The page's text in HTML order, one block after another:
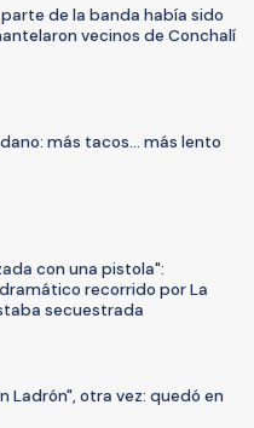
de la banda había sido
vecinos de Conchalí
más tacos... más lento
con una pistola":
recorrido por La
secuestrada
Ladrón", otra vez: quedó en